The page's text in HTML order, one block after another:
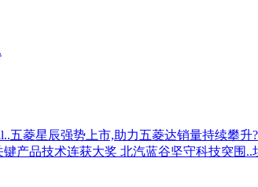
五菱星辰强势上市,助力五菱达销量持续攀升?
键产品技术连获大奖 北汽蓝谷坚守科技突围..